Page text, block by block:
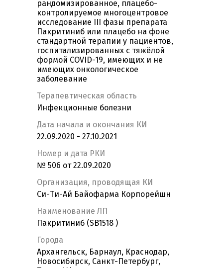
рандомизированное, плацебо-
контролируемое многоцентровое
исследование III фазы препарата
Пакритиниб или плацебо на фоне
стандартной терапии у пациентов,
госпитализированных с тяжёлой
формой COVID-19, имеющих и не
имеющих онкологическое
заболевание
Терапевтическая область
Инфекционные болезни
Дата начала и окончания КИ
22.09.2020 - 27.10.2021
Номер и дата РКИ
№ 506 от 22.09.2020
Организация, проводящая КИ
Си-Ти-Ай Байофарма Корпорейшн
Наименование ЛП
Пакритиниб (SB1518 )
Города
Архангельск, Барнаул, Краснодар,
Новосибирск, Санкт-Петербург,